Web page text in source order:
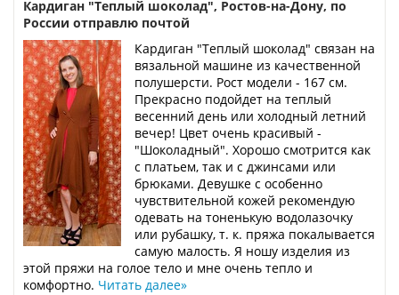
Кардиган "Теплый шоколад", Ростов-на-Дону, по
России отправлю почтой
Кардиган "Теплый шоколад" связан на
вязальной машине из качественной
полушерсти. Рост модели - 167 см.
Прекрасно подойдет на теплый
весенний день или холодный летний
вечер! Цвет очень красивый -
"Шоколадный". Хорошо смотрится как
с платьем, так и с джинсами или
брюками. Девушке с особенно
чувствительной кожей рекомендую
одевать на тоненькую водолазочку
или рубашку, т. к. пряжа покалывается
самую малость. Я ношу изделия из
этой пряжи на голое тело и мне очень тепло и
комфортно. Читать далее»